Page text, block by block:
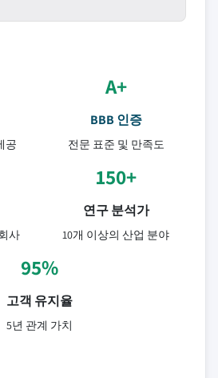
공
A+
BBB 인증
전문 표준 및 만족도
사
150+
연구 분석가
10개 이상의 산업 분야
95%
고객 유지율
5년 관계 가치